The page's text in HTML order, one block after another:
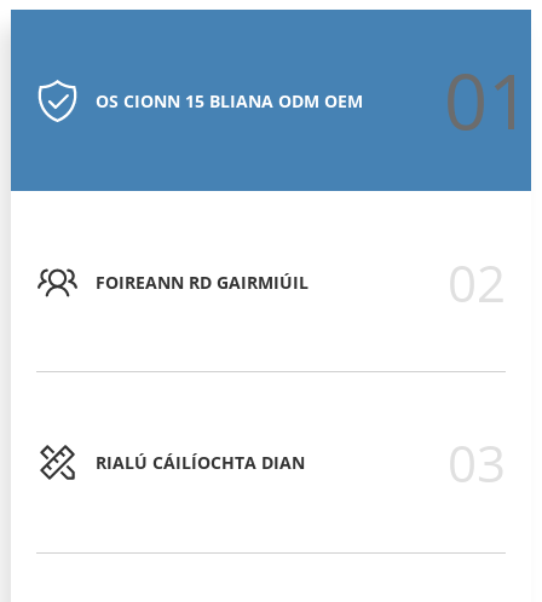
OS CIONN 15 BLIANA ODM OEM 01
FOIREANN RD GAIRMIÚIL 02
RIALÚ CÁILÍOCHTA DIAN 03